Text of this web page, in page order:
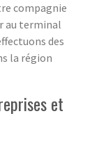
compagnie
au terminal
des
la région
et